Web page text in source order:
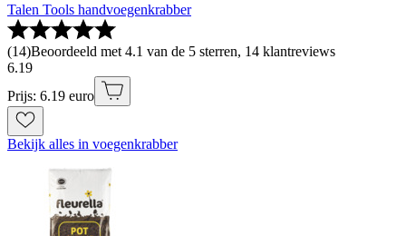
Talen Tools handvoegenkrabber
(14)Beoordeeld met 4.1 van de 5 sterren, 14 klantreviews
6.19
Prijs: 6.19 euro
Bekijk alles in voegenkrabber